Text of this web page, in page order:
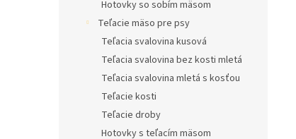
Hotovky so sobím mäsom
Teľacie mäso pre psy
Teľacia svalovina kusová
Teľacia svalovina bez kosti mletá
Teľacia svalovina mletá s kosťou
Teľacie kosti
Teľacie droby
Hotovky s teľacím mäsom